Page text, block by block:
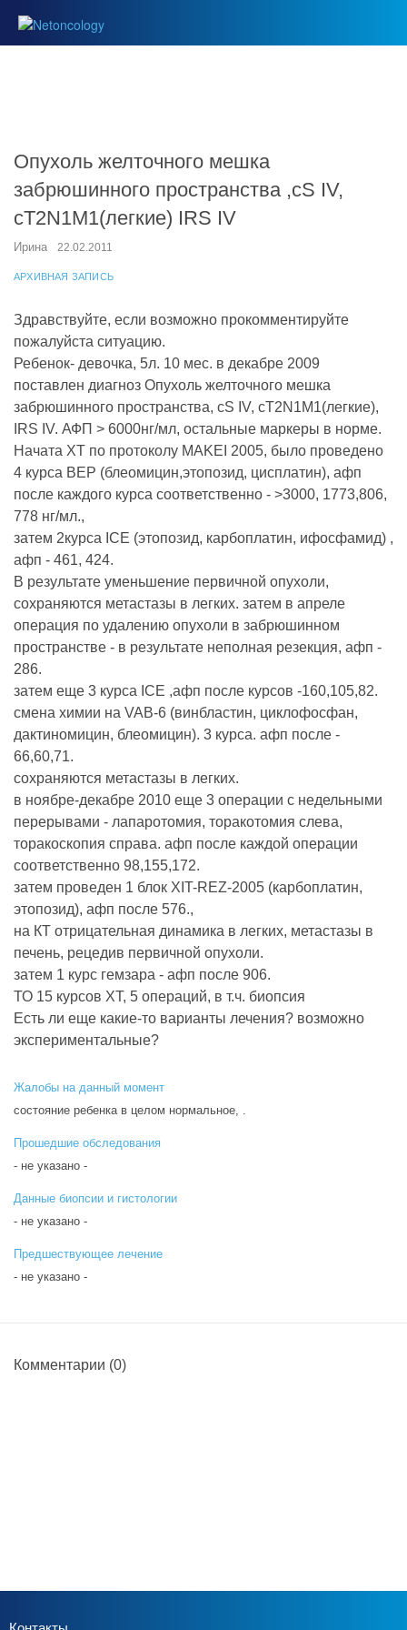
Опухоль желточного мешка
забрюшинного пространства ,сS IV,
cT2N1M1(легкие) IRS IV
Ирина 22.02.2011
АРХИВНАЯ ЗАПИСЬ
Здравствуйте, если возможно прокомментируйте
пожалуйста ситуацию.
Ребенок- девочка, 5л. 10 мес. в декабре 2009
поставлен диагноз Опухоль желточного мешка
забрюшинного пространства, сS IV, сT2N1M1(легкие),
IRS IV. АФП > 6000нг/мл, остальные маркеры в норме.
Начата ХТ по протоколу MAKEI 2005, было проведено
4 курса BEP (блеомицин,этопозид, цисплатин), афп
после каждого курса соответственно - >3000, 1773,806,
778 нг/мл.,
затем 2курса ICE (этопозид, карбоплатин, ифосфамид) ,
афп - 461, 424.
В результате уменьшение первичной опухоли,
сохраняются метастазы в легких. затем в апреле
операция по удалению опухоли в забрюшинном
пространстве - в результате неполная резекция, афп -
286.
затем еще 3 курса ICE ,афп после курсов -160,105,82.
смена химии на VAB-6 (винбластин, циклофосфан,
дактиномицин, блеомицин). 3 курса. афп после -
66,60,71.
сохраняются метастазы в легких.
в ноябре-декабре 2010 еще 3 операции с недельными
перерывами - лапаротомия, торакотомия слева,
торакоскопия справа. афп после каждой операции
соответственно 98,155,172.
затем проведен 1 блок XIT-REZ-2005 (карбоплатин,
этопозид), афп после 576.,
на КТ отрицательная динамика в легких, метастазы в
печень, рецедив первичной опухоли.
затем 1 курс гемзара - афп после 906.
ТО 15 курсов ХТ, 5 операций, в т.ч. биопсия
Есть ли еще какие-то варианты лечения? возможно
экспериментальные?
Жалобы на данный момент
состояние ребенка в целом нормальное, .
Прошедшие обследования
- не указано -
Данные биопсии и гистологии
- не указано -
Предшествующее лечение
- не указано -
Комментарии (0)